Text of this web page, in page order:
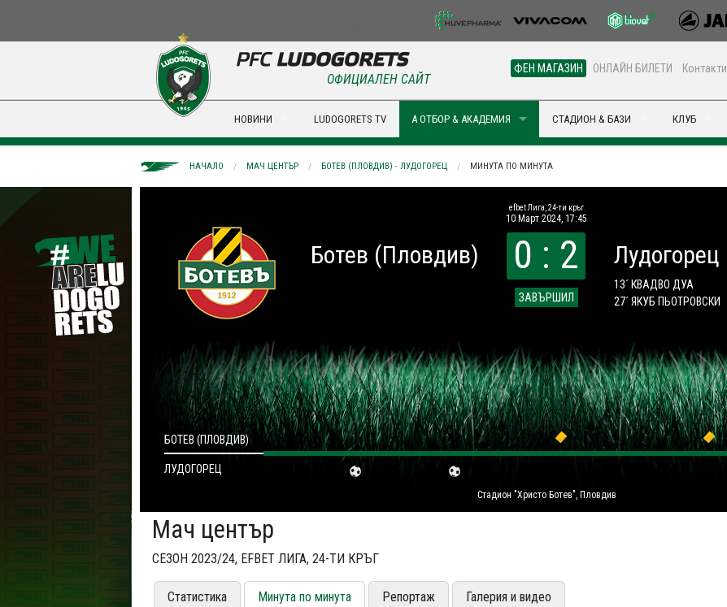
ФЕН МАГАЗИН ОНЛАЙН БИЛЕТИ Контакти
ОФИЦИАЛЕН САЙТ
НОВИНИ LUDOGORETS TV А ОТБОР & АКАДЕМИЯ СТАДИОН & БАЗИ КЛУБ
НАЧАЛО МАЧ ЦЕНТЪР БОТЕВ (ПЛОВДИВ) - ЛУДОГОРЕЦ МИНУТА ПО МИНУТА
efbet Лига, 24-ти кръг
10 Март 2024, 17:45
Ботев (Пловдив) 0 : 2
ЗАВЪРШИЛ
Лудогорец
13´ КВАДВО ДУА
27´ ЯКУБ ПЬОТРОВСКИ
Стадион "Христо Ботев", Пловдив
БОТЕВ (ПЛОВДИВ)
ЛУДОГОРЕЦ
Мач център
СЕЗОН 2023/24, EFBET ЛИГА, 24-ТИ КРЪГ
Статистика Минута по минута Репортаж Галерия и видео